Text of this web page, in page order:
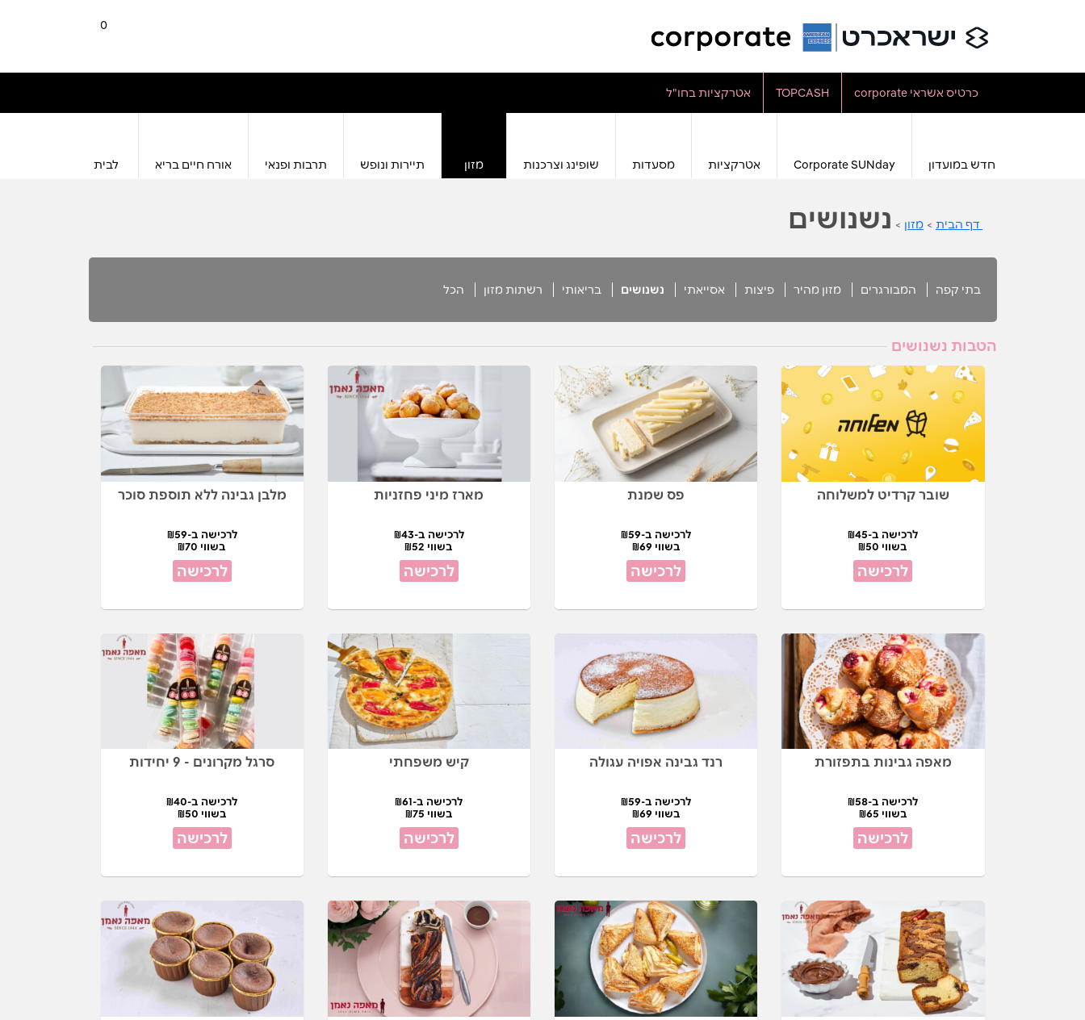
0
כרטיס אשראי corporate TOPCASH אטרקציות בחו"ל
חדש במועדון Corporate SUNday אטרקציות מסעדות שופינג וצרכנות מזון תיירות ונופש תרבות ופנאי אורח חיים בריא לבית
דף הבית > מזון > נשנושים
בתי קפה המבורגרים מזון מהיר פיצות אסייאתי נשנושים בריאותי רשתות מזון הכל
הטבות נשנושים
שובר קרדיט למשלוחה
לרכישה ב-₪45
בשווי ₪50
לרכישה
פס שמנת
לרכישה ב-₪59
בשווי ₪69
לרכישה
מארז מיני פחזניות
לרכישה ב-₪43
בשווי ₪52
לרכישה
מלבן גבינה ללא תוספת סוכר
לרכישה ב-₪59
בשווי ₪70
לרכישה
מאפה גבינות בתפזורת
לרכישה ב-₪58
בשווי ₪65
לרכישה
רנד גבינה אפויה עגולה
לרכישה ב-₪59
בשווי ₪69
לרכישה
קיש משפחתי
לרכישה ב-₪61
בשווי ₪75
לרכישה
סרגל מקרונים - 9 יחידות
לרכישה ב-₪40
בשווי ₪50
לרכישה